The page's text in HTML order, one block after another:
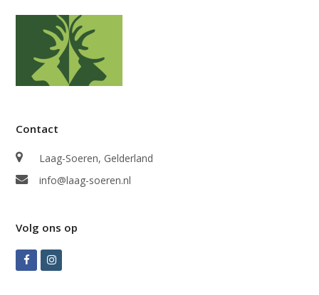
Contact
Laag-Soeren, Gelderland
info@laag-soeren.nl
Volg ons op
FacebookInstagram